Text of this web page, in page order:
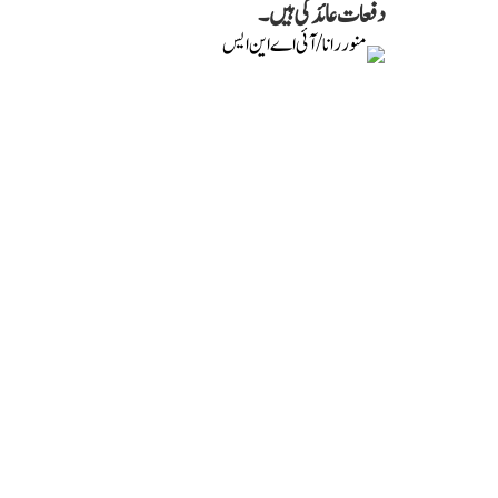
دفعات عائد کی ہیں۔